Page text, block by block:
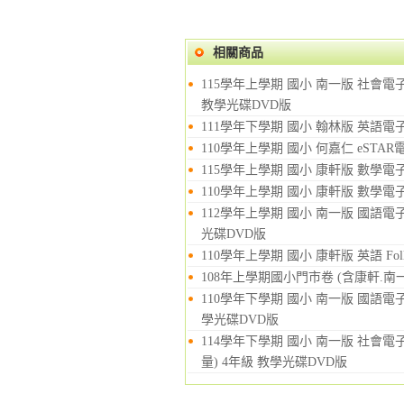
相關商品
115學年上學期 國小 南一版 社會電
教學光碟DVD版
111學年下學期 國小 翰林版 英語電
110學年上學期 國小 何嘉仁 eSTAR
115學年上學期 國小 康軒版 數學電
110學年上學期 國小 康軒版 數學電
112學年上學期 國小 南一版 國語電
光碟DVD版
110學年上學期 國小 康軒版 英語
108年上學期國小門市卷 (含康軒.南
110學年下學期 國小 南一版 國語電
學光碟DVD版
114學年下學期 國小 南一版 社會電
量) 4年級 教學光碟DVD版